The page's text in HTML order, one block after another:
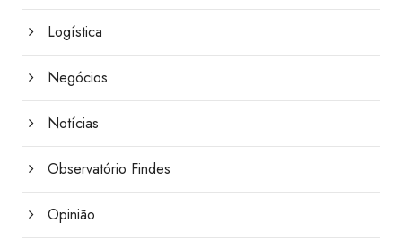
Logística
Negócios
Notícias
Observatório Findes
Opinião